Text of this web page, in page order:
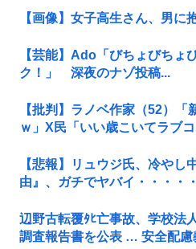
【画像】女子高生さん、男に
【芸能】Ado「びちょびち
ク！」 深夜のナゾ投稿...
【批判】ラノベ作家（52）「
ｗ」X民「いい歳こいてラブ
【悲報】リュウジ氏、冷やし
由』、ガチでヤバイ・・・・
辺野古転覆ﾀﾋ亡事故、学校法
調査報告書を公表 … 安全配慮